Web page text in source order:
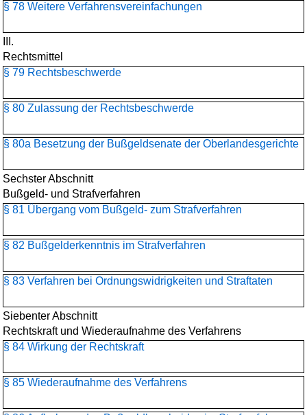
§ 78 Weitere Verfahrensvereinfachungen
III.
Rechtsmittel
§ 79 Rechtsbeschwerde
§ 80 Zulassung der Rechtsbeschwerde
§ 80a Besetzung der Bußgeldsenate der Oberlandesgerichte
Sechster Abschnitt
Bußgeld- und Strafverfahren
§ 81 Übergang vom Bußgeld- zum Strafverfahren
§ 82 Bußgelderkenntnis im Strafverfahren
§ 83 Verfahren bei Ordnungswidrigkeiten und Straftaten
Siebenter Abschnitt
Rechtskraft und Wiederaufnahme des Verfahrens
§ 84 Wirkung der Rechtskraft
§ 85 Wiederaufnahme des Verfahrens